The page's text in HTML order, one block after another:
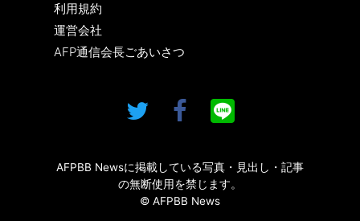
利用規約
運営会社
AFP通信会長ごあいさつ
AFPBB Newsに掲載している写真・見出し・記事
の無断使用を禁じます。
© AFPBB News